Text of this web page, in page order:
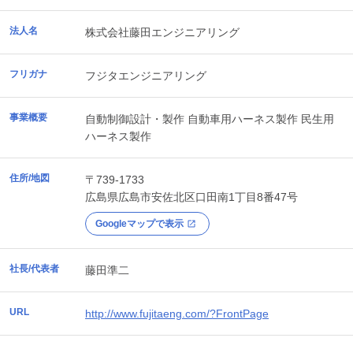
法人名 株式会社藤田エンジニアリング
フリガナ フジタエンジニアリング
事業概要
自動制御設計・製作 自動車用ハーネス製作 民生用
ハーネス製作
住所/地図
〒739-1733
広島県広島市安佐北区口田南1丁目8番47号
Googleマップで表示
社長/代表者 藤田準二
URL http://www.fujitaeng.com/?FrontPage